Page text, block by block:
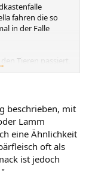
fahren die so
in der Falle
Tieren passiert,
der Falle sind.
mit denen (Peta)
Problem
der heimischen
und leider
beschrieben, mit
Lamm
eine Ähnlichkeit
oft als
ist jedoch